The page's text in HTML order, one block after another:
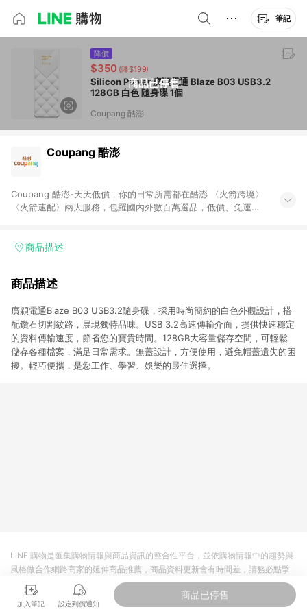
筆記
商品已停售
降價
$350 (降$199)
Silicon Power 廣穎電通 Blaze B03 USB3.2
128GB 白色 隨身碟 1個
Coupang 酷澎
Coupang 酷澎
Coupang 酷澎-天天低價，你的日常所需都在酷澎 〈火箭跨境〉
〈火箭速配〉兩大服務，包羅國內外數百萬選品，低價、免運，
加入WOW會員告別湊免運，火箭速配、火箭跨境優質選品不限金
商品描述
商品描述
廣穎電通Blaze B03 USB3.2隨身碟，採用時尚簡約的白色外觀設計，搭
配鑽石切割紋路，展現獨特品味。USB 3.2高速傳輸介面，提供快速穩定
的資料傳輸速度，節省您的寶貴時間。128GB大容量儲存空間，可輕鬆
儲存各種檔案，滿足日常需求。無蓋設計，方便使用，避免帽蓋遺失的困
擾。輕巧便攜，是您工作、學習、娛樂的最佳選擇。
加入筆記 設定到價通知
商品已停售
LINE 購物是匯集購物情報與商品資訊的整合性平台，並依購物情報中的趨勢與
風格做合作網路商家的延伸商品推薦，商品資料更新會有時間差，請務必點擊
商品至各合作網路商家，確認現售價與購物條件，一切資訊以合作廠商網頁為
準。